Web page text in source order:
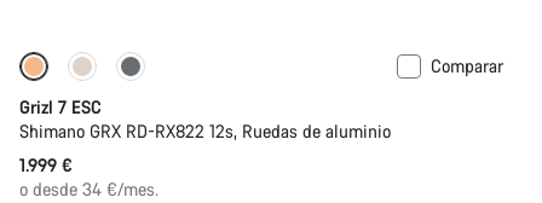
Full Mounty
Comparar
Grizl 7 ESC
Shimano GRX RD-RX822 12s, Ruedas de aluminio
1.999 €
o desde 34 €/mes.